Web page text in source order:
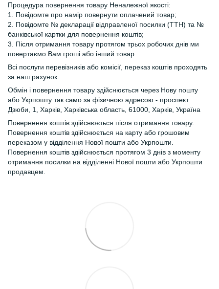
Процедура повернення товару Неналежної якості:
1. Повідомте про намір повернути оплачений товар;
2. Повідомте № декларації відправленої посилки (ТТН) та №
банківської картки для повернення коштів;
3. Після отримання товару протягом трьох робочих днів ми
повертаємо Вам гроші або інший товар
Всі послуги перевізників або комісії, переказ коштів проходять
за наш рахунок.
Обмін і повернення товару здійснюється через Нову пошту
або Укрпошту так само за фізичною адресою - проспект
Дзюби, 1, Харків, Харківська область, 61000, Харків, Україна
Повернення коштів здійснюється після отримання товару.
Повернення коштів здійснюється на карту або грошовим
переказом у відділення Нової пошти або Укрпошти.
Повернення коштів здійснюється протягом 3 днів з моменту
отримання посилки на відділенні Нової пошти або Укрпошти
продавцем.